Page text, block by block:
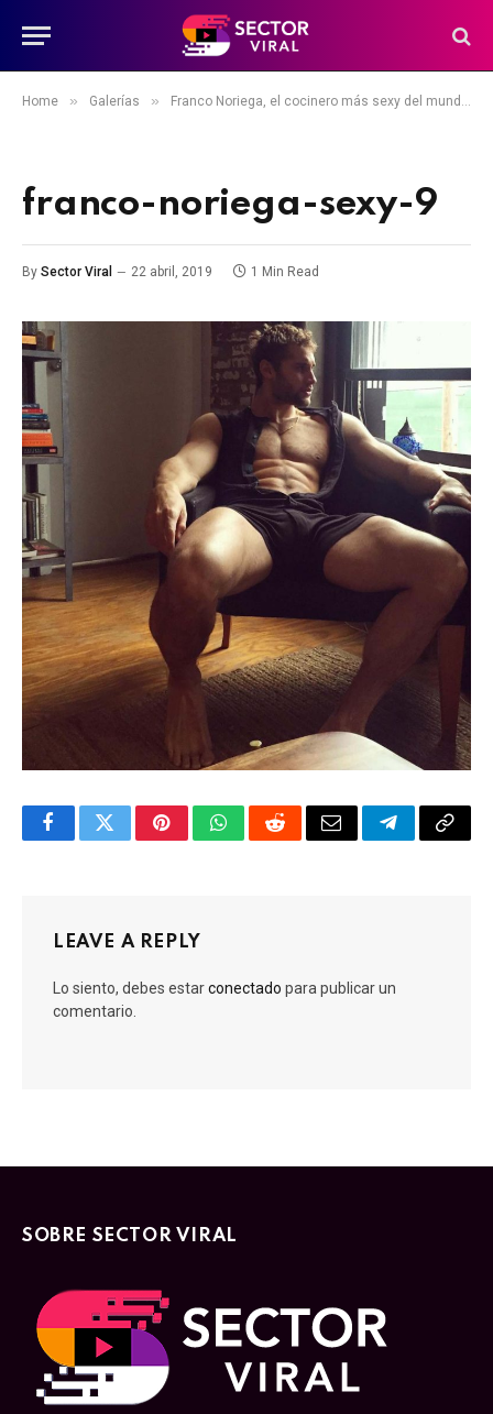
Home » Galerías » Franco Noriega, el cocinero más sexy del mundo
franco-noriega-sexy-9
By Sector Viral 22 abril, 2019 1 Min Read
FacebookTwitterPinterestWhatsAppRedditEmail TelegramCopy
LEAVE A REPLY
Lo siento, debes estarconectado para publicar un
comentario.
SOBRE SECTOR VIRAL